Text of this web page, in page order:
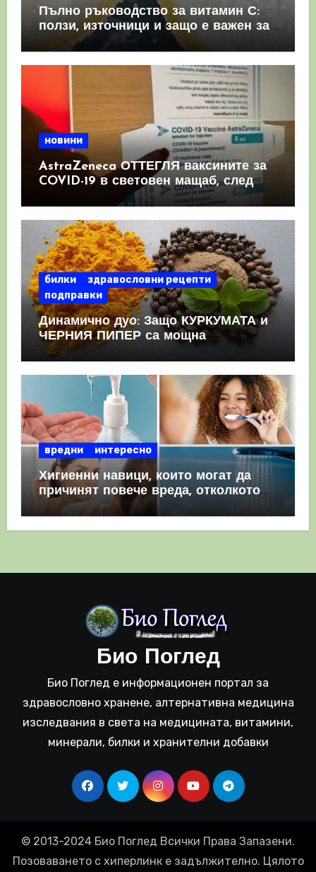
Пълно ръководство за витамин С:
ползи, източници и защо е важен за
имунната система
новини
AstraZeneca ОТТЕГЛЯ ваксините за
COVID-19 в световен мащаб, след
като призна, че те причиняват
КРЪВНИ съсиреци
билки
здравословни рецепти
подправки
Динамично дуо: Защо КУРКУМАТА и
ЧЕРНИЯ ПИПЕР са мощна
комбинация
вредни интересно
Хигиенни навици, които могат да
причинят повече вреда, отколкото
полза
Био Поглед
Био Поглед е информационен портал за
здравословно хранене, алтернативна медицина
изследвания в света на медицината, витамини,
минерали, билки и хранителни добавки
© 2013-2024 Био Поглед Всички Права Запазени.
Позоваването с хиперлинк е задължително. Цялото